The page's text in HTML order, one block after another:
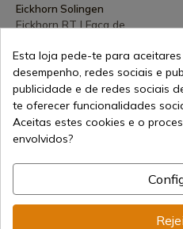
Eickhorn Solingen
Eickhorn RT I Faca de
Em stock - Envio imediato
177,83 €
Esta loja pede-te para
desempenho, redes sociais e
publicidade e de redes sociais
te oferecer funcionalidades
Aceitas estes cookies e o
envolvidos?